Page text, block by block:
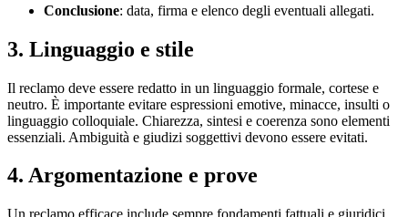
Conclusione: data, firma e elenco degli eventuali allegati.
3. Linguaggio e stile
Il reclamo deve essere redatto in un linguaggio formale, cortese e
neutro. È importante evitare espressioni emotive, minacce, insulti o
linguaggio colloquiale. Chiarezza, sintesi e coerenza sono elementi
essenziali. Ambiguità e giudizi soggettivi devono essere evitati.
4. Argomentazione e prove